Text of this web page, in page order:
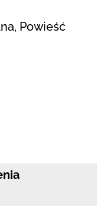
Powieść